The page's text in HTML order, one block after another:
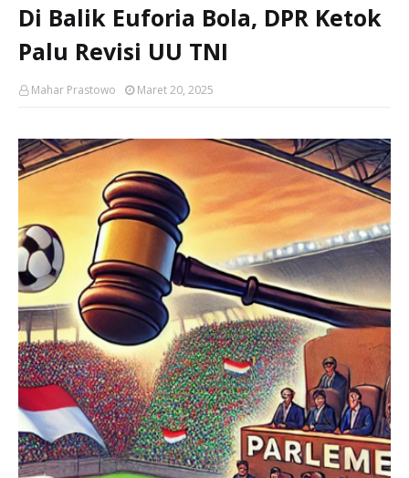
Di Balik Euforia Bola, DPR Ketok
Palu Revisi UU TNI
Mahar Prastowo Maret 20, 2025